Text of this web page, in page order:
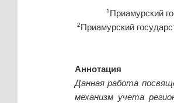
1 Приамурский
2Приамурский
Аннотация
Данная работа
механизм учета